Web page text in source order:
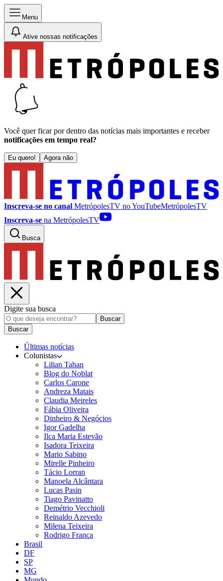
Menu
Ative nossas notificações
Você quer ficar por dentro das notícias mais importantes e receber
notificações em tempo real?
Eu quero! Agora não
Inscreva-se no canal MetrópolesTV noYouTubeMetrópolesTV
Inscreva-se na MetrópolesTV
Busca
Digite sua busca
Buscar
Buscar
Últimas notícias
Colunistas
Lilian Tahan
Blog do Noblat
Carlos Carone
Andreza Matais
Claudia Meireles
Fábia Oliveira
Dinheiro & Negócios
Igor Gadelha
Ilca Maria Estevão
Isadora Teixeira
Mario Sabino
Mirelle Pinheiro
Tácio Lorran
Manoela Alcântara
Lucas Pasin
Tiago Pavinatto
Demétrio Vecchioli
Reinaldo Azevedo
Milena Teixeira
Rodrigo França
Brasil
DF
SP
MG